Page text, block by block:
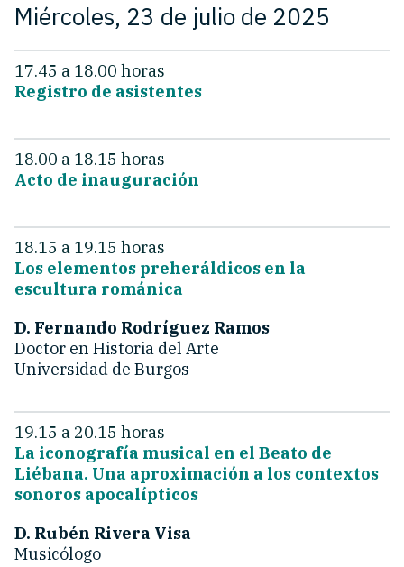
Miércoles, 23 de julio de 2025
17.45 a 18.00 horas
Registro de asistentes
18.00 a 18.15 horas
Acto de inauguración
18.15 a 19.15 horas
Los elementos preheráldicos en la
escultura románica
D. Fernando Rodríguez Ramos
Doctor en Historia del Arte
Universidad de Burgos
19.15 a 20.15 horas
La iconografía musical en el Beato de
Liébana. Una aproximación a los contextos
sonoros apocalípticos
D. Rubén Rivera Visa
Musicólogo